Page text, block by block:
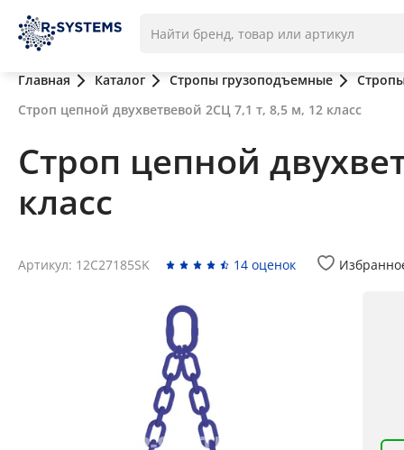
Главная Каталог Стропы грузоподъемные
Строп цепной двухветвевой 2СЦ 7,1 т, 8,5 м, 12 класс
Строп цепной
класс
Артикул: 12C27185SK 14 оценок